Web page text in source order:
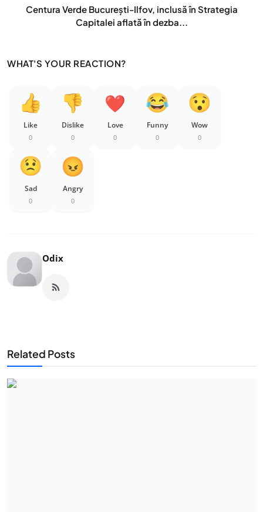
Centura Verde București-Ilfov, inclusă în Strategia
Capitalei aflată în dezba...
WHAT'S YOUR REACTION?
Like
0
Dislike
0
Love
0
Funny
0
Wow
0
Sad
0
Angry
0
Odix
Related Posts